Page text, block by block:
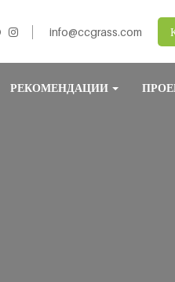
info@ccgrass.com
РЕКОМЕНДАЦИИ